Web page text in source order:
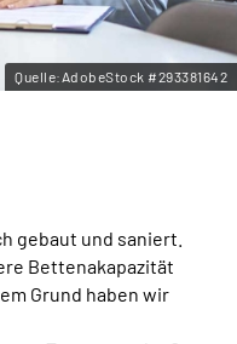
Quelle:AdobeStock #293381642
gebaut und saniert.
Bettenakapazität
Grund haben wir